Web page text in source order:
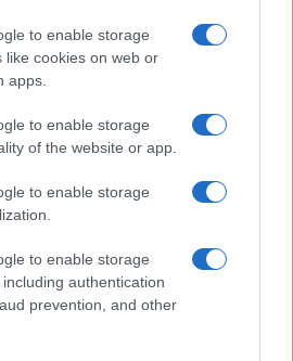
to enable storage
like cookies on web or
apps.
to enable storage
of the website or app.
to enable storage
to enable storage
authentication
prevention, and other
Fund: come un bundle di